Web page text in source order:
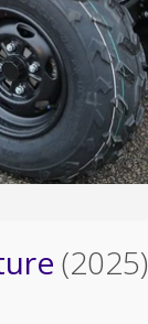
(2025)